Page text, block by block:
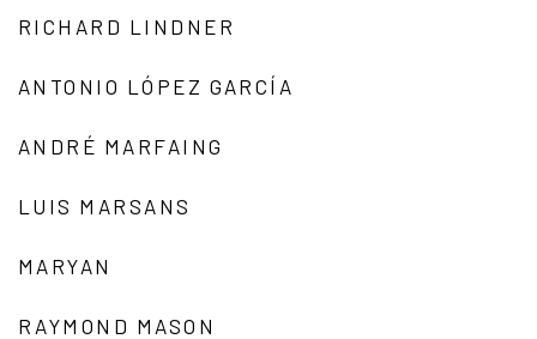
RICHARD LINDNER
ANTONIO LÓPEZ GARCÍA
ANDRÉ MARFAING
LUIS MARSANS
MARYAN
RAYMOND MASON